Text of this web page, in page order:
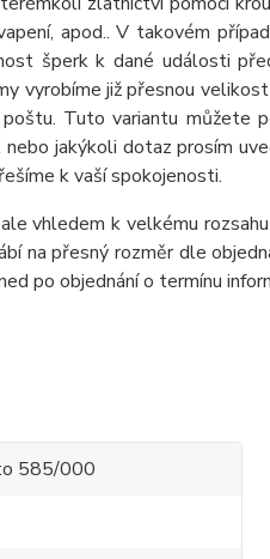
apod.. V takovém
šperk k dané události
vyrobíme již přesnou
Tuto variantu můžete
jakýkoli dotaz prosím
k vaší spokojenosti.
vhledem k velkému
na přesný rozměr dle
po objednání o termínu
585/000